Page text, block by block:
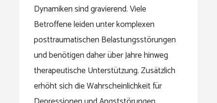
Dynamiken sind gravierend. Viele
Betroffene leiden unter komplexen
posttraumatischen Belastungsstörungen
und benötigen daher über Jahre hinweg
therapeutische Unterstützung. Zusätzlich
erhöht sich die Wahrscheinlichkeit für